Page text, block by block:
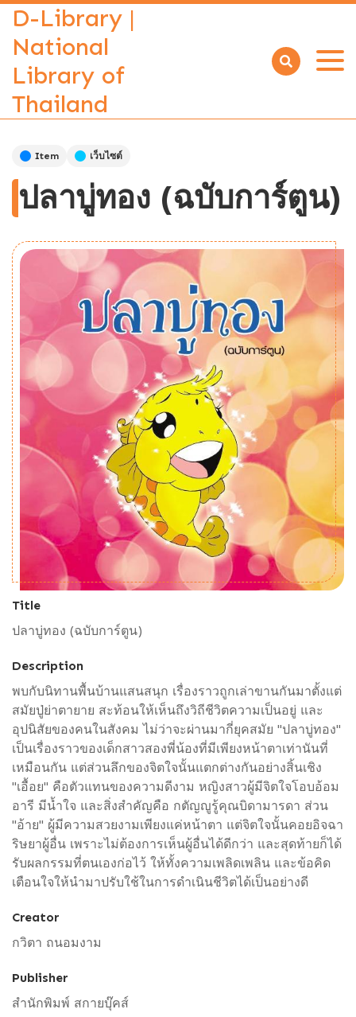
D-Library |
National
Library of
Thailand
Open
Item เว็บไซต์
ปลาบู่ทอง (ฉบับการ์ตูน)
Title
ปลาบู่ทอง (ฉบับการ์ตูน)
Description
พบกับนิทานพื้นบ้านแสนสนุก เรื่องราวถูกเล่าขานกันมาตั้งแต่
สมัยปู่ย่าตายาย สะท้อนให้เห็นถึงวิถีชีวิตความเป็นอยู่ และ
อุปนิสัยของคนในสังคม ไม่ว่าจะผ่านมากี่ยุคสมัย "ปลาบู่ทอง"
เป็นเรื่องราวของเด็กสาวสองพี่น้องที่มีเพียงหน้าตาเท่านันที่
เหมือนกัน แต่ส่วนลึกของจิตใจนั้นแตกต่างกันอย่างสิ้นเชิง
"เอื้อย" คือตัวแทนของความดีงาม หญิงสาวผู้มีจิตใจโอบอ้อม
อารี มีน้ำใจ และสิ่งสำคัญคือ กตัญญูรู้คุณบิดามารดา ส่วน
"อ้าย" ผู้มีความสวยงามเพียงแค่หน้าตา แต่จิตใจนั้นคอยอิจฉา
ริษยาผู้อื่น เพราะไม่ต้องการเห็นผู้อื่นได้ดีกว่า และสุดท้ายก็ได้
รับผลกรรมที่ตนเองก่อไว้ ให้ทั้งความเพลิดเพลิน และข้อคิด
เตือนใจให้นำมาปรับใช้ในการดำเนินชีวิตได้เป็นอย่างดี
Creator
กวิตา ถนอมงาม
Publisher
สำนักพิมพ์ สกายบุ๊คส์